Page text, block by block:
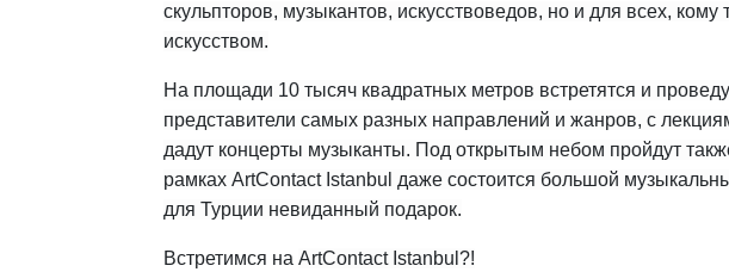
скульпторов, музыкантов, искусствоведов, но и для всех,
искусством.
На площади 10 тысяч квадратных метров встретятся и
представители самых разных направлений и жанров, с
дадут концерты музыканты. Под открытым небом пройдут
рамках ArtContact Istanbul даже состоится большой
для Турции невиданный подарок.
Встретимся на ArtContact Istanbul?!